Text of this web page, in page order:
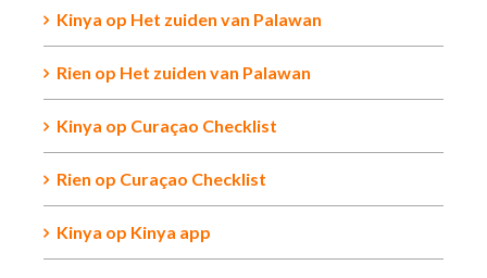
Kinya op Het zuiden van Palawan
Rien op Het zuiden van Palawan
Kinya op Curaçao Checklist
Rien op Curaçao Checklist
Kinya op Kinya app